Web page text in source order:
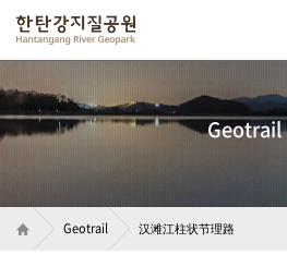
Geotrail
Geotrail 汉滩江柱状节理路